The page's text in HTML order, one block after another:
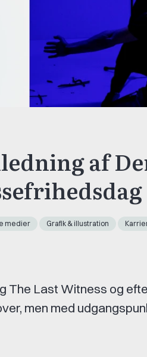
af
medier Grafik & illustration
The Last Witness og
men med